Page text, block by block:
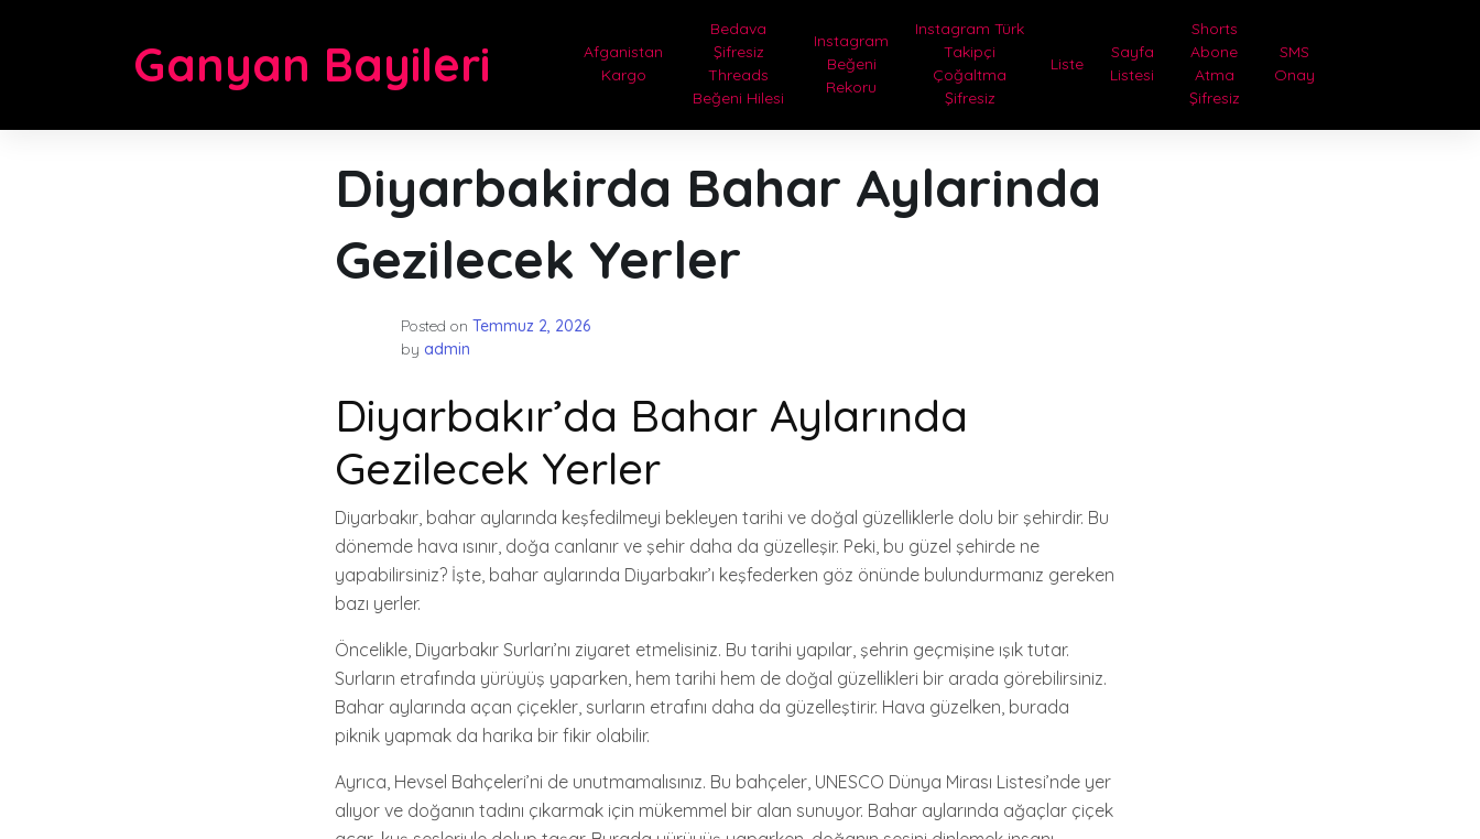
Ganyan Bayileri
Afganistan
Kargo
Bedava
Şifresiz
Threads
Beğeni Hilesi
Instagram
Beğeni
Rekoru
Instagram Türk
Takipçi
Çoğaltma
Şifresiz
Liste
Sayfa
Listesi
Shorts
Abone
Atma
Şifresiz
SMS
Onay
Diyarbakirda Bahar Aylarinda
Gezilecek Yerler
Posted on Temmuz 2, 2026
by admin
Diyarbakır’da Bahar Aylarında
Gezilecek Yerler
Diyarbakır, bahar aylarında keşfedilmeyi bekleyen tarihi ve doğal güzelliklerle dolu bir şehirdir. Bu
dönemde hava ısınır, doğa canlanır ve şehir daha da güzelleşir. Peki, bu güzel şehirde ne
yapabilirsiniz? İşte, bahar aylarında Diyarbakır’ı keşfederken göz önünde bulundurmanız gereken
bazı yerler.
Öncelikle, Diyarbakır Surları’nı ziyaret etmelisiniz. Bu tarihi yapılar, şehrin geçmişine ışık tutar.
Surların etrafında yürüyüş yaparken, hem tarihi hem de doğal güzellikleri bir arada görebilirsiniz.
Bahar aylarında açan çiçekler, surların etrafını daha da güzelleştirir. Hava güzelken, burada
piknik yapmak da harika bir fikir olabilir.
Ayrıca, Hevsel Bahçeleri’ni de unutmamalısınız. Bu bahçeler, UNESCO Dünya Mirası Listesi’nde yer
alıyor ve doğanın tadını çıkarmak için mükemmel bir alan sunuyor. Bahar aylarında ağaçlar çiçek